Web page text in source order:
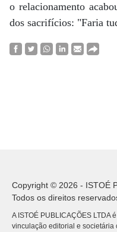
o relacionamento
dos sacrifícios: "Faria
Copyright © 2026 - ISTOÉ
Todos os direitos
A ISTOÉ PUBLICAÇÕES LTDA
vinculação editorial e societária